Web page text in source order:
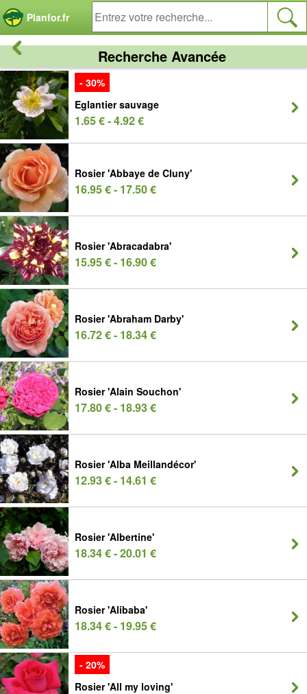
Planfor.fr
Recherche Avancée
- 30%
Eglantier sauvage
1.65 € - 4.92 €
Rosier 'Abbaye de Cluny'
16.95 € - 17.50 €
Rosier 'Abracadabra'
15.95 € - 16.90 €
Rosier 'Abraham Darby'
16.72 € - 18.34 €
Rosier 'Alain Souchon'
17.80 € - 18.93 €
Rosier 'Alba Meillandécor'
12.93 € - 14.61 €
Rosier 'Albertine'
18.34 € - 20.01 €
Rosier 'Alibaba'
18.34 € - 19.95 €
- 20%
Rosier 'All my loving'
Panneau de gestion des cookies